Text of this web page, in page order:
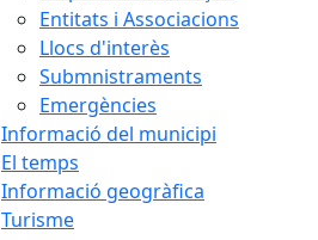
Entitats i Associacions
Llocs d'interès
Submnistraments
Emergències
Informació del municipi
El temps
Informació geogràfica
Turisme